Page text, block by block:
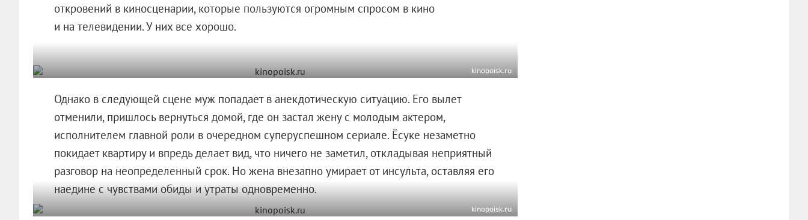
откровений в киносценарии, которые пользуются огромным спросом в кино
и на телевидении. У них все хорошо.
kinopoisk.ru
Однако в следующей сцене муж попадает в анекдотическую ситуацию. Его вылет
отменили, пришлось вернуться домой, где он застал жену с молодым актером,
исполнителем главной роли в очередном суперуспешном сериале. Ёсуке незаметно
покидает квартиру и впредь делает вид, что ничего не заметил, откладывая неприятный
разговор на неопределенный срок. Но жена внезапно умирает от инсульта, оставляя его
наедине с чувствами обиды и утраты одновременно.
kinopoisk.ru